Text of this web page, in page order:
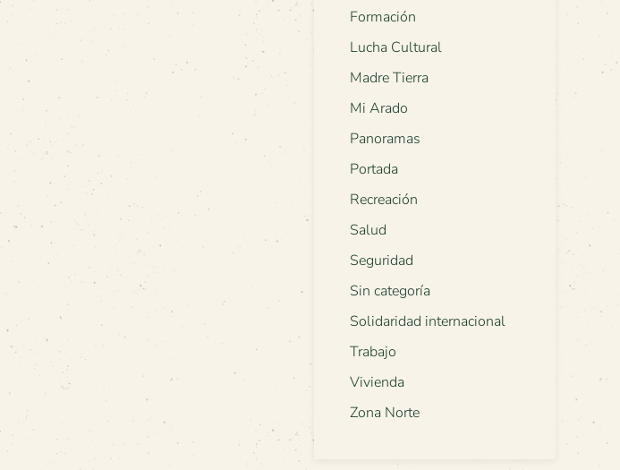
Formación
Lucha Cultural
Madre Tierra
Mi Arado
Panoramas
Portada
Recreación
Salud
Seguridad
Sin categoría
Solidaridad internacional
Trabajo
Vivienda
Zona Norte